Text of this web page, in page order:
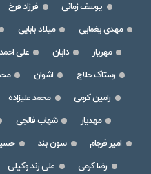
یوسف زمانی
فرزاد فرخ
مهدی یغمایی
میلاد بابایی
مهریار
دایان علی
رستاک حلاج
اشوان
رامین کرمی
محمد علیزاده
مهدیار
شهاب فالجی
امیر فرجام
سون بند
رضا کرمی
علی زند وکیلی